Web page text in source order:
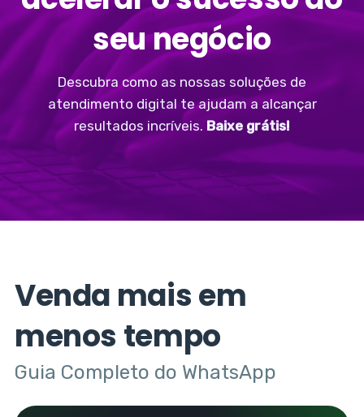
seu negócio
Descubra como as nossas soluções de
atendimento digital te ajudam a alcançar
resultados incríveis. Baixe grátis!
Venda mais em
menos tempo
Guia Completo do WhatsApp